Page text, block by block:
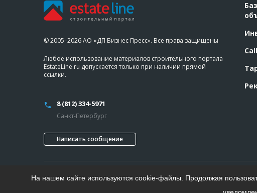
© 2005–2026 АО «ДП Бизнес Пресс». Все права защищены
Любое использование материалов строительного портала
EstateLine.ru допускается только при наличии прямой
ссылки.
8 (812) 334-5971
Санкт-Петербург
Написать сообщение
Проект «Делового Петербурга»
На нашем сайте используются cookie-файлы. Продолжая